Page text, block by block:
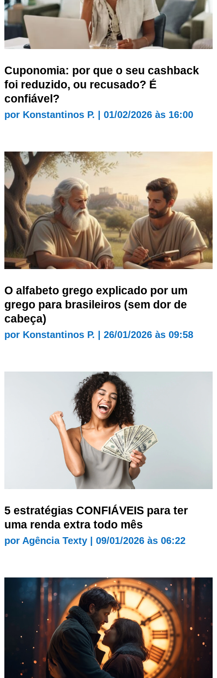
Cuponomia: por que o seu cashback
foi reduzido, ou recusado? É
confiável?
por Konstantinos P. 01/02/2026 às 16:00
O alfabeto grego explicado por um
grego para brasileiros (sem dor de
cabeça)
por Konstantinos P. 26/01/2026 às 09:58
5 estratégias CONFIÁVEIS para ter
uma renda extra todo mês
por Agência Texty| 09/01/2026 às 06:22